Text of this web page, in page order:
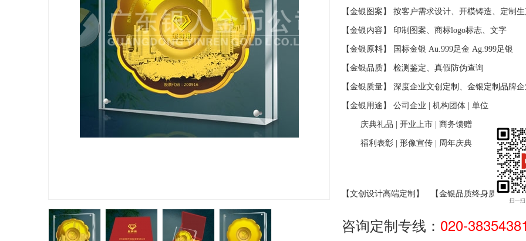
【金银图案】 按客户需求设计、开模铸造、定制
【金银内容】 印制图案、商标logo标志、文字
【金银原料】 国标金银 Au.999足金 Ag.999足银
【金银品质】 检测鉴定、真假防伪查询
【金银质量】 深度企业文创定制、金银定制品牌
【金银用途】 公司企业 机构团体 单位
庆典礼品 开业上市 商务馈赠
福利表彰 形像宣传 周年庆典
【文创设计高端定制】 【金银品质终身质保】
咨询定制专线： 020-